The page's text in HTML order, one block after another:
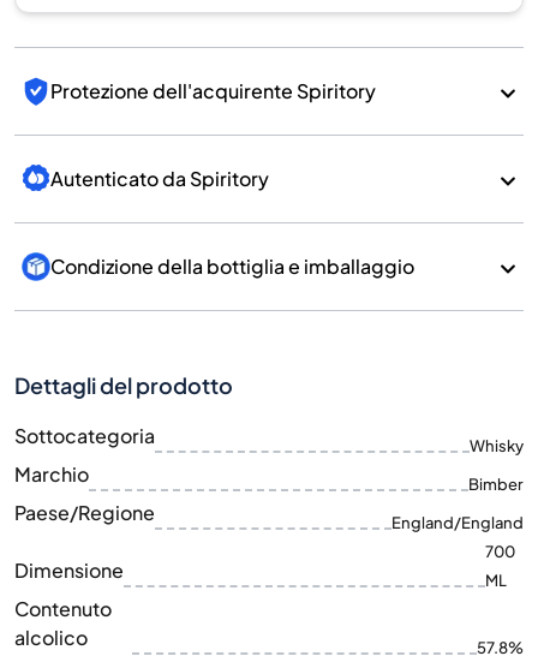
Protezione dell'acquirente Spiritory
Autenticato da Spiritory
Condizione della bottiglia e imballaggio
Dettagli del prodotto
Sottocategoria Whisky
Marchio Bimber
Paese/Regione England/England
Dimensione
700
ML
Contenuto
alcolico
57.8%